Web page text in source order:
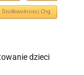
Stolikwolnosci.org
dzieci